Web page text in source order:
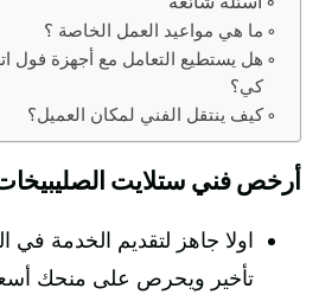
ما هي مواعيد العمل الخاصة ؟
هل يستطيع التعامل مع أجهزة فول
كي؟
كيف ينتقل الفني لمكان العميل؟
أرخص فني ستلايت
اولا جاهز لتقديم الخدمة
تأخير ويحرص على منحك